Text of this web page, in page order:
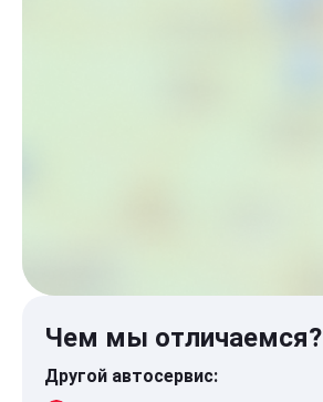
Чем мы отличаемся?
Другой автосервис: